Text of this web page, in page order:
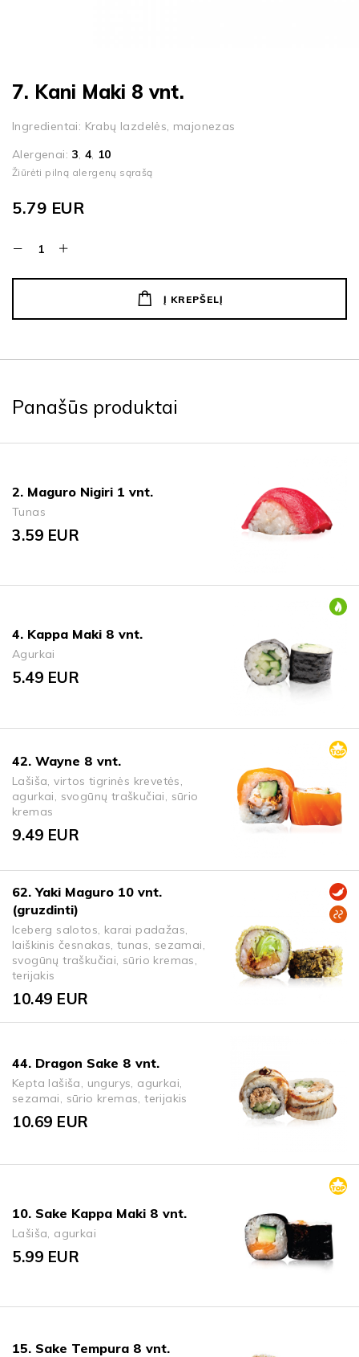
7. Kani Maki 8 vnt.
Ingredientai: Krabų lazdelės, majonezas
Alergenai: 3, 4, 10
Žiūrėti pilną alergenų sąrašą
5.79 EUR
Į KREPŠELĮ
Panašūs produktai
2. Maguro Nigiri 1 vnt.
Tunas
3.59 EUR
4. Kappa Maki 8 vnt.
Agurkai
5.49 EUR
42. Wayne 8 vnt.
Lašiša, virtos tigrinės krevetės,
agurkai, svogūnų traškučiai, sūrio
kremas
9.49 EUR
62. Yaki Maguro 10 vnt.
(gruzdinti)
Iceberg salotos, karai padažas,
laiškinis česnakas, tunas, sezamai,
svogūnų traškučiai, sūrio kremas,
terijakis
10.49 EUR
44. Dragon Sake 8 vnt.
Kepta lašiša, ungurys, agurkai,
sezamai, sūrio kremas, terijakis
10.69 EUR
10. Sake Kappa Maki 8 vnt.
Lašiša, agurkai
5.99 EUR
15. Sake Tempura 8 vnt.